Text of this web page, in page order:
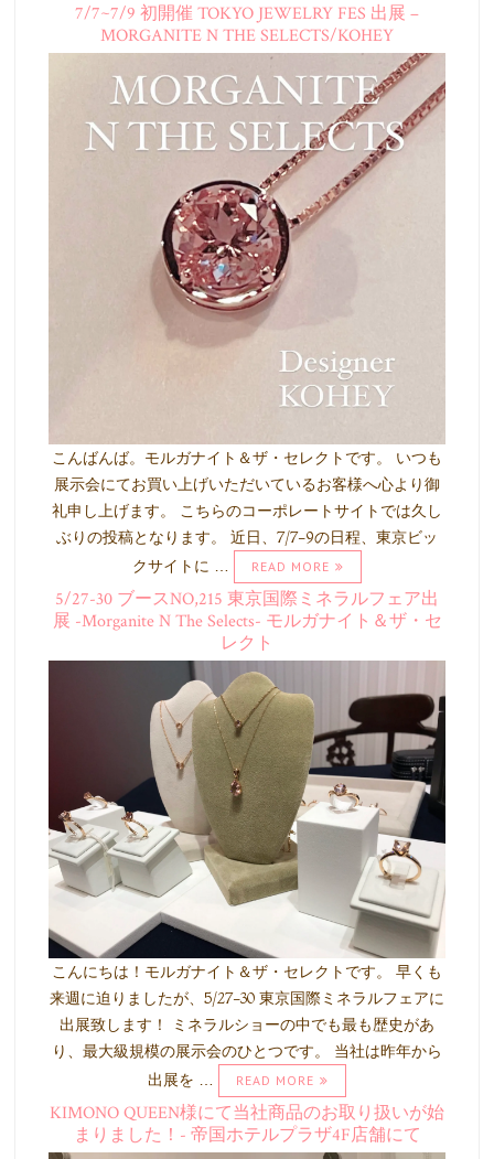
7/7~7/9 初開催 TOKYO JEWELRY FES 出展 –
MORGANITE N THE SELECTS/KOHEY
こんばんば。モルガナイト＆ザ・セレクトです。 いつも
展示会にてお買い上げいただいているお客様へ心より御
礼申し上げます。 こちらのコーポレートサイトでは久し
ぶりの投稿となります。 近日、7/7-9の日程、東京ビッ
クサイトに …
READ MORE
5/27-30 ブースNO,215 東京国際ミネラルフェア出
展 -Morganite N The Selects- モルガナイト＆ザ・セ
レクト
こんにちは！モルガナイト＆ザ・セレクトです。 早くも
来週に迫りましたが、5/27-30 東京国際ミネラルフェアに
出展致します！ ミネラルショーの中でも最も歴史があ
り、最大級規模の展示会のひとつです。 当社は昨年から
出展を …
READ MORE
KIMONO QUEEN様にて当社商品のお取り扱いが始
まりました！- 帝国ホテルプラザ4F店舗にて